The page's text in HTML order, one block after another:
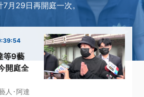
7月29日再開庭一次。
等9藝
開庭全
人 ·阿達